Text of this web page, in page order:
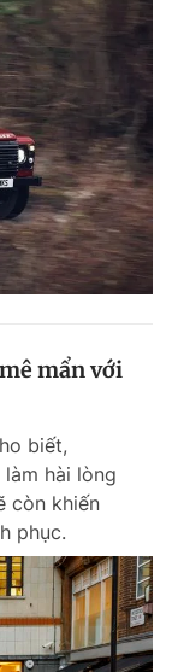
mẩn với
biết,
hài lòng
còn khiến
phục.